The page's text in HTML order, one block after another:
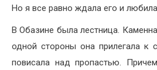
Но я все равно ждала его и любила.
В Обазине была лестница.
одной стороны она прилегала к
повисала над пропастью.